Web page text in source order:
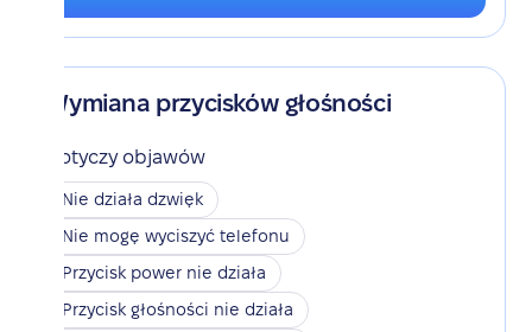
Wymiana przycisków głośności
Dotyczy objawów
Nie działa dzwięk
Nie mogę wyciszyć telefonu
Przycisk power nie działa
Przycisk głośności nie działa